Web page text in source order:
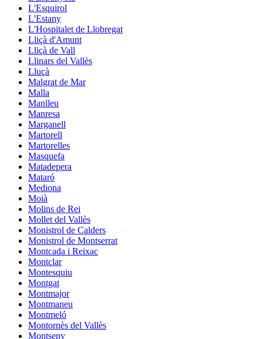
L'Esquirol
L'Estany
L'Hospitalet de Llobregat
Lliçà d'Amunt
Lliçà de Vall
Llinars del Vallès
Lluçà
Malgrat de Mar
Malla
Manlleu
Manresa
Marganell
Martorell
Martorelles
Masquefa
Matadepera
Mataró
Mediona
Moià
Molins de Rei
Mollet del Vallès
Monistrol de Calders
Monistrol de Montserrat
Montcada i Reixac
Montclar
Montesquiu
Montgat
Montmajor
Montmaneu
Montmeló
Montornès del Vallès
Montseny